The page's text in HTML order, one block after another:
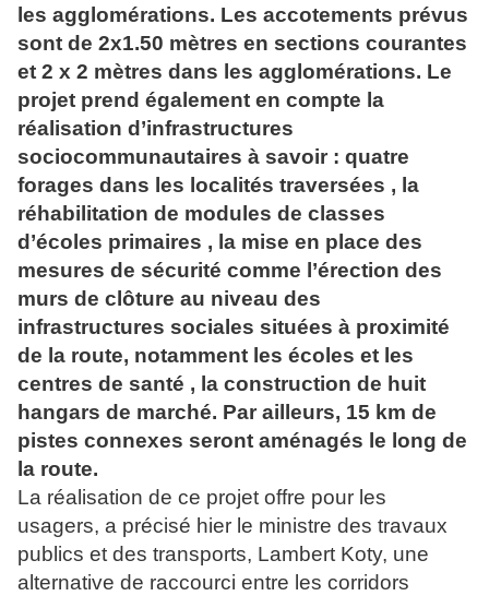
les agglomérations. Les accotements prévus
sont de 2x1.50 mètres en sections courantes
et 2 x 2 mètres dans les agglomérations. Le
projet prend également en compte la
réalisation d’infrastructures
sociocommunautaires à savoir : quatre
forages dans les localités traversées , la
réhabilitation de modules de classes
d’écoles primaires , la mise en place des
mesures de sécurité comme l’érection des
murs de clôture au niveau des
infrastructures sociales situées à proximité
de la route, notamment les écoles et les
centres de santé , la construction de huit
hangars de marché. Par ailleurs, 15 km de
pistes connexes seront aménagés le long de
la route.
La réalisation de ce projet offre pour les
usagers, a précisé hier le ministre des travaux
publics et des transports, Lambert Koty, une
alternative de raccourci entre les corridors